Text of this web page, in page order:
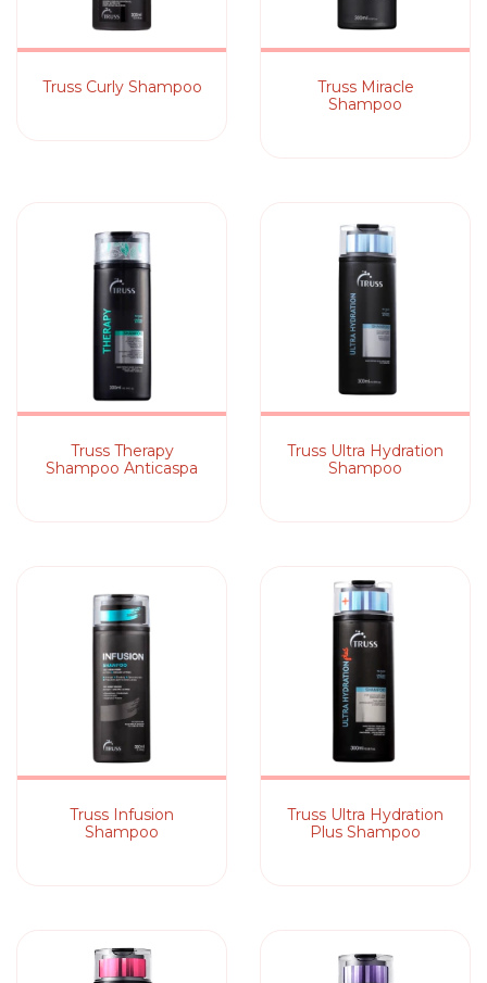
Truss Curly Shampoo
Truss Miracle
Shampoo
Truss Therapy
Shampoo Anticaspa
Truss Ultra Hydration
Shampoo
Truss Infusion
Shampoo
Truss Ultra Hydration
Plus Shampoo